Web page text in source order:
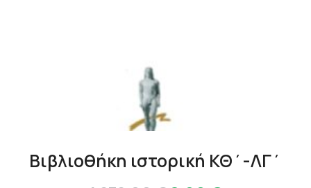
Βιβλιοθήκη ιστορική ΚΘ΄-ΛΓ΄